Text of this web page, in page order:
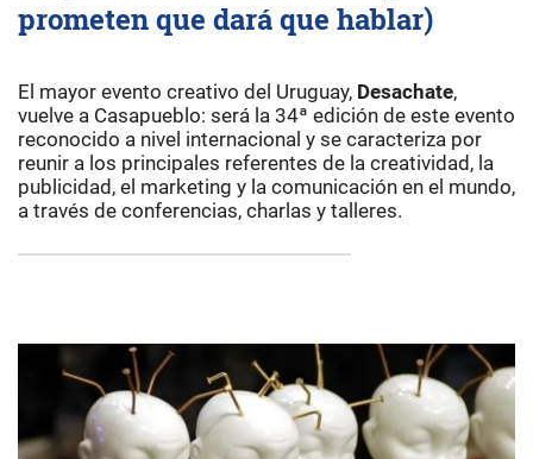
prometen que dará que hablar)
El mayor evento creativo del Uruguay, Desachate,
vuelve a Casapueblo: será la 34ª edición de este evento
reconocido a nivel internacional y se caracteriza por
reunir a los principales referentes de la creatividad, la
publicidad, el marketing y la comunicación en el mundo,
a través de conferencias, charlas y talleres.